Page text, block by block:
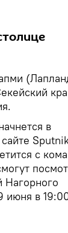
в
с
Нагорного
июня в